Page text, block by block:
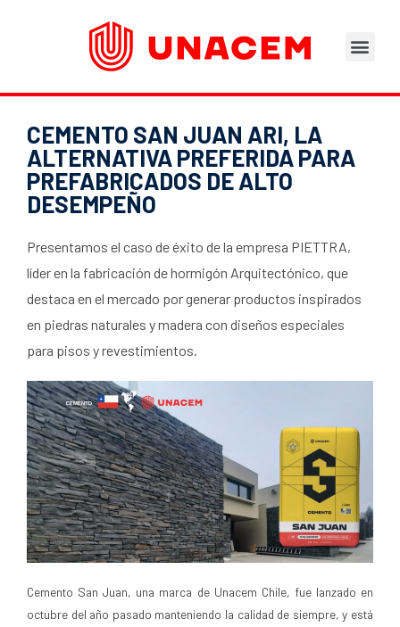
CEMENTO SAN JUAN ARI, LA
ALTERNATIVA PREFERIDA PARA
PREFABRICADOS DE ALTO
DESEMPEÑO
Presentamos el caso de éxito de la empresa PIETTRA,
líder en la fabricación de hormigón Arquitectónico, que
destaca en el mercado por generar productos inspirados
en piedras naturales y madera con diseños especiales
para pisos y revestimientos.
Cemento San Juan, una marca de Unacem Chile, fue lanzado en
octubre del año pasado manteniendo la calidad de siempre, y está